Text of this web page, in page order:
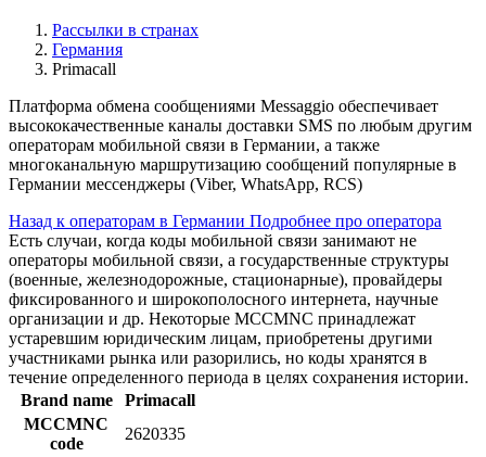
Рассылки в странах
Германия
Primacall
Платформа обмена сообщениями Messaggio обеспечивает
высококачественные каналы доставки SMS по любым другим
операторам мобильной связи в Германии, а также
многоканальную маршрутизацию сообщений популярные в
Германии мессенджеры (Viber, WhatsApp, RCS)
Назад к операторам в Германии Подробнее про оператора
Есть случаи, когда коды мобильной связи занимают не
операторы мобильной связи, а государственные структуры
(военные, железнодорожные, стационарные), провайдеры
фиксированного и широкополосного интернета, научные
организации и др. Некоторые MCCMNC принадлежат
устаревшим юридическим лицам, приобретены другими
участниками рынка или разорились, но коды хранятся в
течение определенного периода в целях сохранения истории.
Brand name
Primacall
MCCMNC
code
2620335